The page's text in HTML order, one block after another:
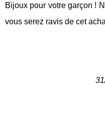
Bijoux pour votre garçon !
vous serez ravis de cet